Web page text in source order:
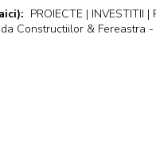
PROIECTE | INVESTITII |
Constructiilor & Fereastra